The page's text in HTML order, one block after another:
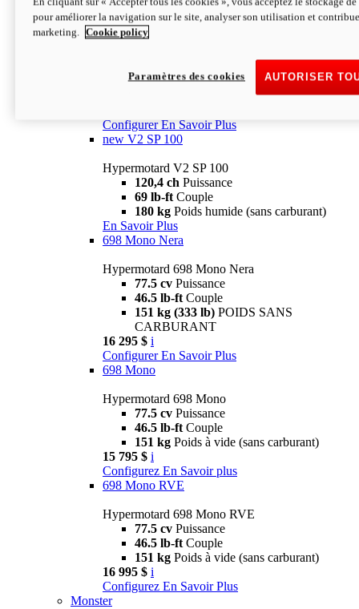
Configurer En Savoir Plus
newV2 SP
69 lb-ftCouple
Poids humide (sans carburant)
Configurer En Savoir Plus
new V2 SP 100
Hypermotard V2 SP 100
120,4 ch Puissance
69 lb-ft Couple
180 kg Poids humide (sans carburant)
En Savoir Plus
698 Mono Nera
Hypermotard 698 Mono Nera
77.5 cv Puissance
46.5 lb-ft Couple
151 kg (333 lb) POIDS SANS
CARBURANT
16 295 $ i
Configurer En Savoir Plus
698 Mono
Hypermotard 698 Mono
77.5 cv Puissance
46.5 lb-ft Couple
151 kg Poids à vide (sans carburant)
15 795 $ i
Configurez En Savoir plus
698 Mono RVE
Hypermotard 698 Mono RVE
77.5 cv Puissance
46.5 lb-ft Couple
151 kg Poids à vide (sans carburant)
16 995 $ i
Configurez En Savoir Plus
Monster
pour améliorer la navigation sur le site, analyser son utilisation et
marketing.
Cookie policy
AUTORISER
Paramètres des cookies